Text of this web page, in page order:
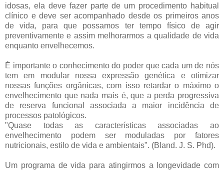
idosas, ela deve fazer parte de um procedimento habitual
clínico e deve ser acompanhado desde os primeiros anos
de vida, para que possamos ter tempo físico de agir
preventivamente e assim melhorarmos a qualidade de vida
enquanto envelhecemos.
É importante o conhecimento do poder que cada um de nós
tem em modular nossa expressão genética e otimizar
nossas funções orgânicas, com isso retardar o máximo o
envelhecimento que nada mais é, que a perda progressiva
de reserva funcional associada a maior incidência de
processos patológicos.
"Quase todas as características associadas ao
envelhecimento podem ser moduladas por fatores
nutricionais, estilo de vida e ambientais". (Bland. J. S. Phd).
Um programa de vida para atingirmos a longevidade com